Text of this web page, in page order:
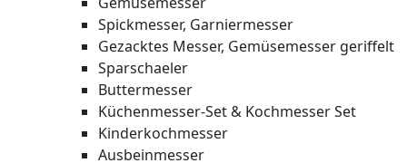
Spickmesser, Garniermesser
Gezacktes Messer, Gemüsemesser geriffelt
Sparschaeler
Buttermesser
Küchenmesser-Set & Kochmesser Set
Kinderkochmesser
Ausbeinmesser